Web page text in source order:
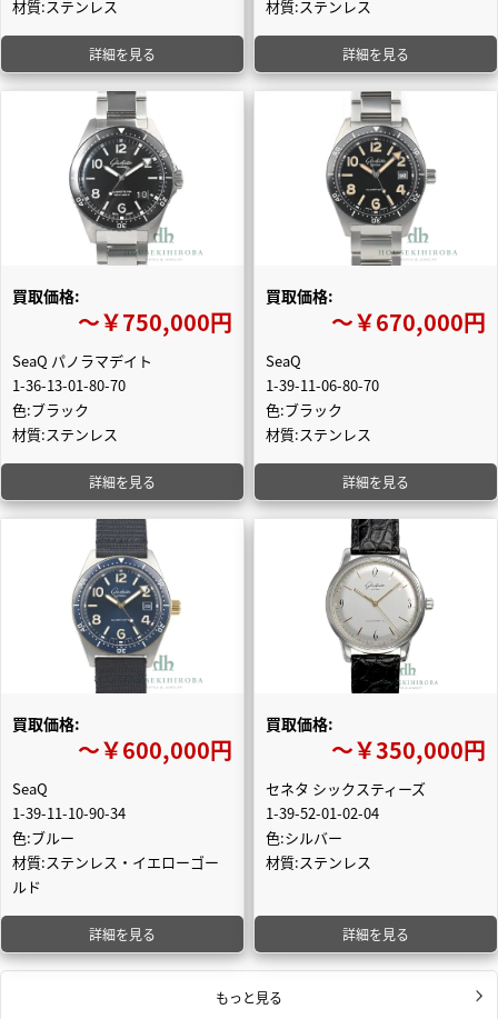
材質:ステンレス
詳細を見る
材質:ステンレス
詳細を見る
買取価格:
〜￥750,000円
SeaQ パノラマデイト
1-36-13-01-80-70
色:ブラック
材質:ステンレス
詳細を見る
買取価格:
〜￥670,000円
SeaQ
1-39-11-06-80-70
色:ブラック
材質:ステンレス
詳細を見る
買取価格:
〜￥600,000円
SeaQ
1-39-11-10-90-34
色:ブルー
材質:ステンレス・イエローゴー
ルド
詳細を見る
買取価格:
〜￥350,000円
セネタ シックスティーズ
1-39-52-01-02-04
色:シルバー
材質:ステンレス
詳細を見る
もっと見る